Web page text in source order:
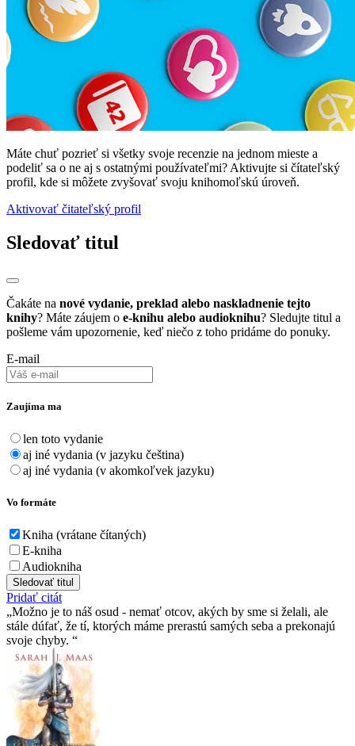
Máte chuť pozrieť si všetky svoje recenzie na jednom mieste a
podeliť sa o ne aj s ostatnými používateľmi? Aktivujte si čítateľský
profil, kde si môžete zvyšovať svoju knihomoľskú úroveň.
Aktivovať čitateľský profil
Sledovať titul
Čakáte na nové vydanie, preklad alebo naskladnenie tejto
knihy? Máte záujem o e-knihu alebo audioknihu? Sledujte titul a
pošleme vám upozornenie, keď niečo z toho pridáme do ponuky.
E-mail
Zaujíma ma
len toto vydanie
aj iné vydania (v jazyku čeština)
aj iné vydania (v akomkoľvek jazyku)
Vo formáte
Kniha (vrátane čítaných)
E-kniha
Audiokniha
Sledovať titul
Pridať citát
Možno je to náš osud - nemať otcov, akých by sme si želali, ale
stále dúfať, že tí­, ktorých máme prerastú samých seba a prekonajú
svoje chyby.